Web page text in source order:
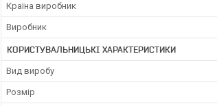
Країна виробник
Виробник
КОРИСТУВАЛЬНИЦЬКІ ХАРАКТЕРИСТИКИ
Вид виробу
Розмір